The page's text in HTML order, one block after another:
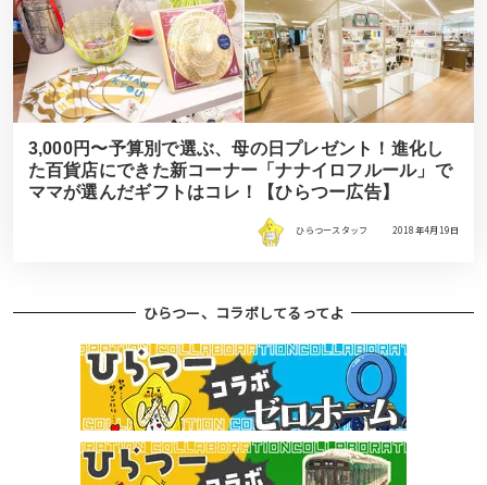
3,000円〜予算別で選ぶ、母の日プレゼント！進化し
た百貨店にできた新コーナー「ナナイロフルール」で
ママが選んだギフトはコレ！【ひらつー広告】
ひらつースタッフ 2018年4月19日
ひらつー、コラボしてるってよ